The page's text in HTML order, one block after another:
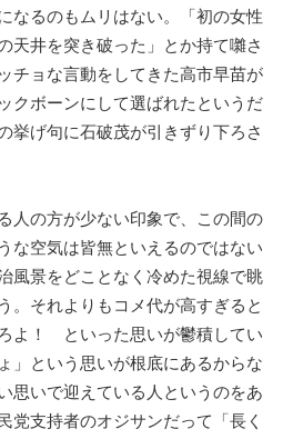
なるのもムリはない。「初の女性
天井を突き破った」とか持て囃さ
チョな言動をしてきた高市早苗が
クボーンにして選ばれたというだ
挙げ句に石破茂が引きずり下ろさ
人の方が少ない印象で、この間の
な空気は皆無といえるのではない
風景をどことなく冷めた視線で眺
。それよりもコメ代が高すぎると
よ！ といった思いが鬱積してい
」という思いが根底にあるからな
思いで迎えている人というのをあ
党支持者のオジサンだって「長く